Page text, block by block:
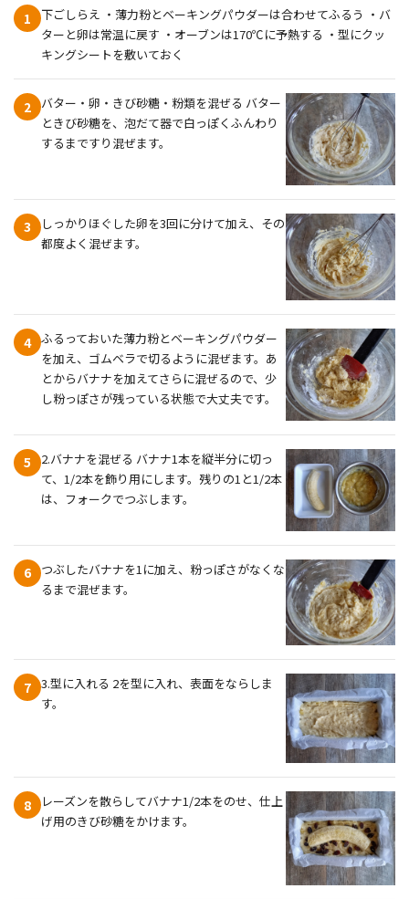
1
下ごしらえ ・薄力粉とベーキングパウダーは合わせてふるう ・バ
ターと卵は常温に戻す ・オーブンは170℃に予熱する ・型にクッ
キングシートを敷いておく
2
バター・卵・きび砂糖・粉類を混ぜる バター
ときび砂糖を、泡だて器で白っぽくふんわり
するまですり混ぜます。
3
しっかりほぐした卵を3回に分けて加え、その
都度よく混ぜます。
4 ふるっておいた薄力粉とベーキングパウダー
を加え、ゴムベラで切るように混ぜます。あ
とからバナナを加えてさらに混ぜるので、少
し粉っぽさが残っている状態で大丈夫です。
5
2.バナナを混ぜる バナナ1本を縦半分に切っ
て、1/2本を飾り用にします。残りの1と1/2本
は、フォークでつぶします。
6
つぶしたバナナを1に加え、粉っぽさがなくな
るまで混ぜます。
7 3.型に入れる 2を型に入れ、表面をならしま
す。
8
レーズンを散らしてバナナ1/2本をのせ、仕上
げ用のきび砂糖をかけます。